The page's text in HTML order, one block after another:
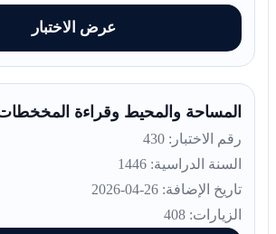
عرض الاختبار
المساحة والمحيط وقراءة المخخطات
رقم الاختبار: 430
السنة الدراسية: 1446
تاريخ الإضافة: 26-04-2026
الزيارات: 408